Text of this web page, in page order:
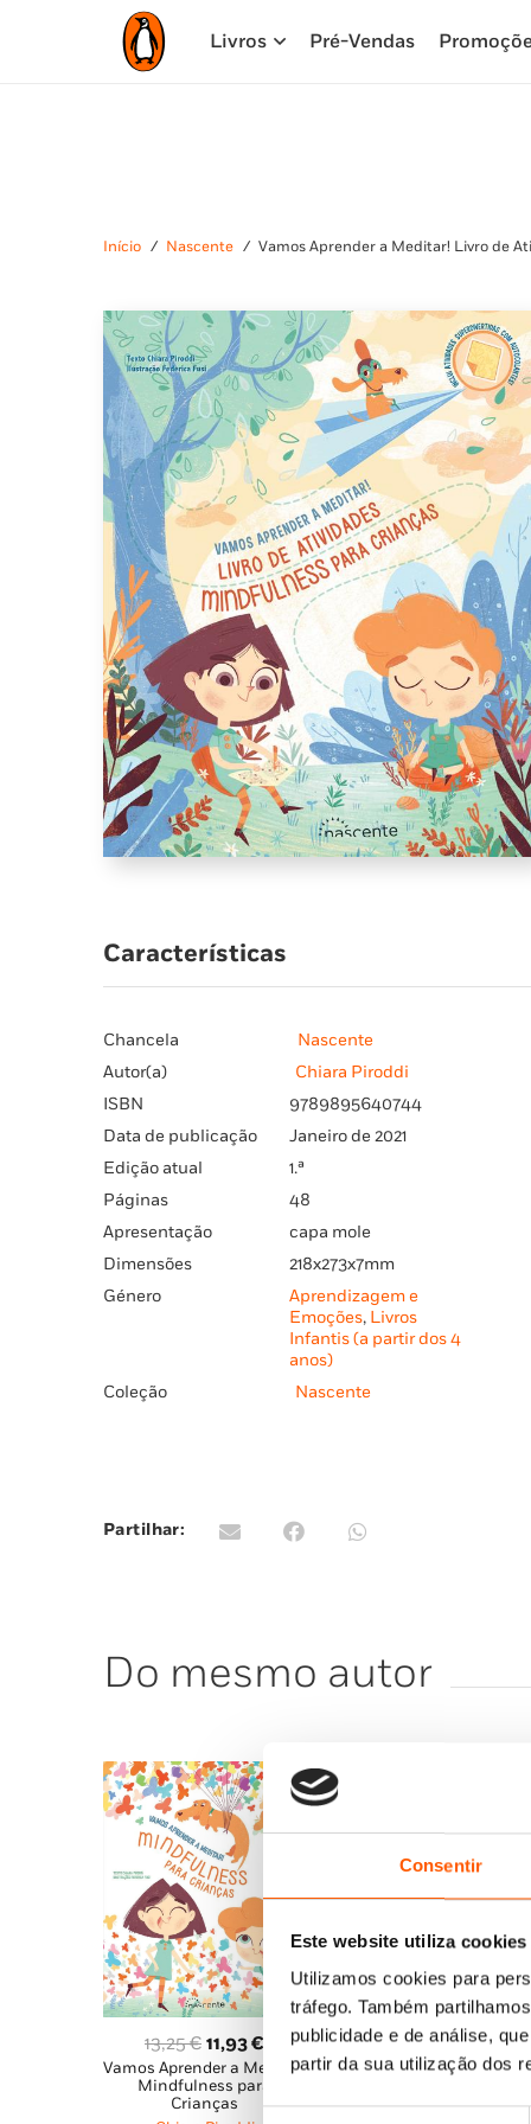
Consentir
Este website utiliza cookies
Utilizamos cookies para
tráfego. Também
publicidade e de análise,
partir da sua utilização dos
Livros Pré-Vendas
Início / Nascente / Vamos Aprender a Meditar! Livro de
Características
Chancela
Nascente
Autor(a)
Chiara Piroddi
ISBN
9789895640744
Data de publicação
Janeiro de 2021
Edição atual
1.ª
Páginas
48
Apresentação
capa mole
Dimensões
218x273x7mm
Género
Aprendizagem e
Emoções, Livros
Infantis (a partir dos 4
anos)
Coleção
Nascente
Partilhar:
Do mesmo autor
13,25€ O
preço
original
11,93€
preço
Vamos Aprender a Meditar!
Mindfulness para
Crianças